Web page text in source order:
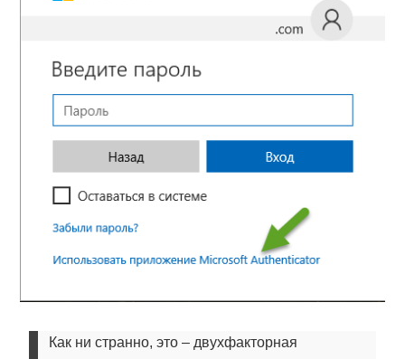
Как ни странно, это – двухфакторная